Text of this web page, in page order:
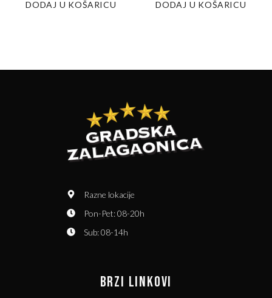
DODAJ U KOŠARICU DODAJ U KOŠARICU
Razne lokacije
Pon-Pet: 08-20h
Sub: 08-14h
BRZI LINKOVI